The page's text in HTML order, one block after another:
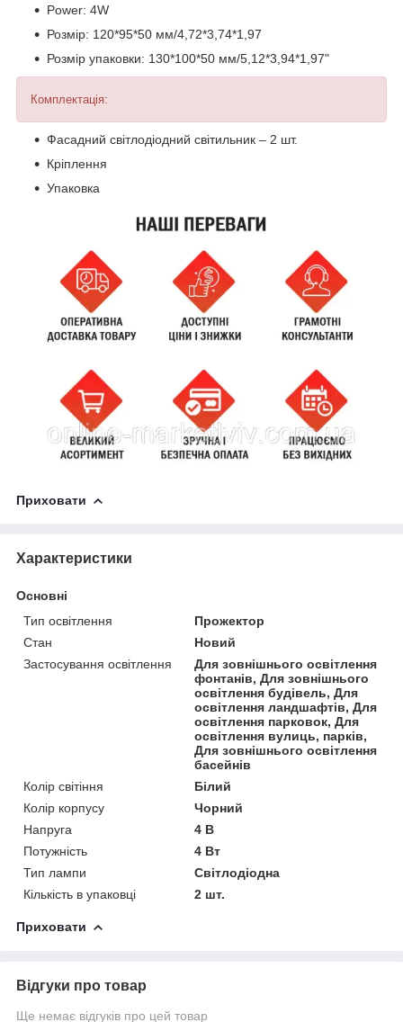
Power: 4W
Розмір: 120*95*50 мм/4,72*3,74*1,97
Розмір упаковки: 130*100*50 мм/5,12*3,94*1,97"
Комплектація:
Фасадний світлодіодний світильник – 2 шт.
Кріплення
Упаковка
Приховати
Характеристики
Основні
Тип освітлення
Прожектор
Стан
Новий
Застосування освітлення
Для зовнішнього освітлення
фонтанів, Для зовнішнього
освітлення будівель, Для
освітлення ландшафтів, Для
освітлення парковок, Для
освітлення вулиць, парків,
Для зовнішнього освітлення
басейнів
Колір світіння
Білий
Колір корпусу
Чорний
Напруга
4 В
Потужність
4 Вт
Тип лампи
Світлодіодна
Кількість в упаковці
2 шт.
Приховати
Відгуки про товар
Ще немає відгуків про цей товар